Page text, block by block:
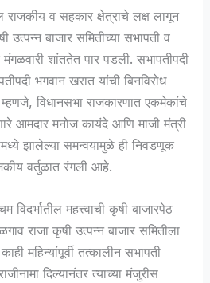
राजकीय व सहकार क्षेत्राचे लक्ष लागून
बाजार समितीच्या सभापती व
शांततेत पार पडली. सभापतीपदी
भगवान खरात यांची बिनविरोध
विधानसभा राजकारणात एकमेकांचे
आमदार मनोज कायंदे आणि माजी मंत्री
झालेल्या समन्वयामुळे ही निवडणूक
वर्तुळात रंगली आहे.
विदर्भातील महत्त्वाची कृषी बाजारपेठ
राजा कृषी उत्पन्न बाजार समितीला
महिन्यांपूर्वी तत्कालीन सभापती
दिल्यानंतर त्याच्या मंजुरीस